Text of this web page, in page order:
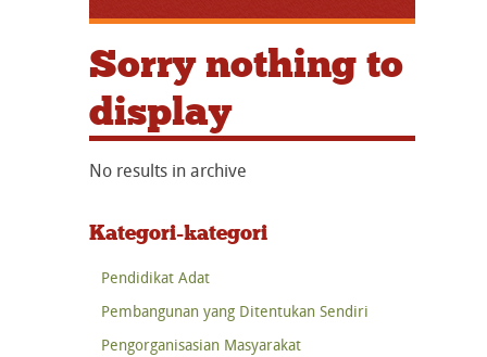
Sorry nothing to
display
No results in archive
Kategori-kategori
Pendidikat Adat
Pembangunan yang Ditentukan Sendiri
Pengorganisasian Masyarakat